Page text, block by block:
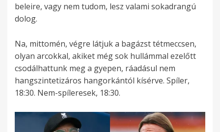
beleire, vagy nem tudom, lesz valami sokadrangú
dolog.
Na, mittomén, végre látjuk a bagázst tétmeccsen,
olyan arcokkal, akiket még sok hullámmal ezelőtt
csodálhattunk meg a gyepen, ráadásul nem
hangszintetizáros hangorkántól kísérve. Spíler,
18:30. Nem-spíleresek, 18:30.